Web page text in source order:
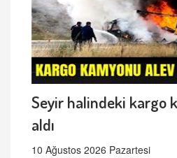
Seyir halindeki kargo
aldı
10 Ağustos 2026 Pazartesi